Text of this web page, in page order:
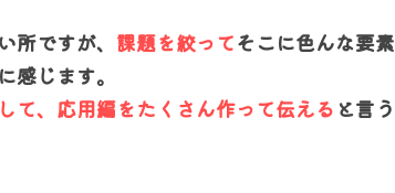
ですが、 課題を絞ってそこに色んな要素
じます。
て、応用編をたくさん作って伝える と言う